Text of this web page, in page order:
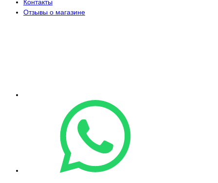
Контакты
Отзывы о магазине